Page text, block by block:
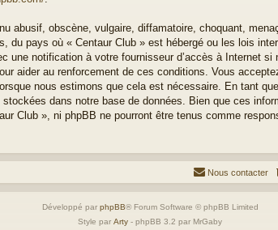
abusif, obscène, vulgaire, diffamatoire, choquant,
du pays où « Centaur Club » est hébergé ou les lois
une notification à votre fournisseur d’accès à Internet
aider au renforcement de ces conditions. Vous
nous estimons que cela est nécessaire. En tant
dans notre base de données. Bien que ces
Club », ni phpBB ne pourront être tenus comme
Nous contacter
Développé par phpBB® Forum Software © phpBB Limited
Style par Arty - phpBB 3.2 par MrGaby